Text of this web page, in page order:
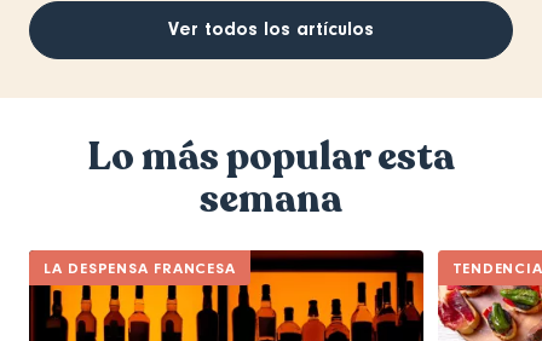
Ver todos los artículos
Lo más popular esta
semana
LA DESPENSA FRANCESA